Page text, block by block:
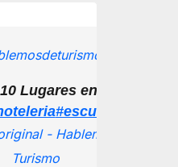
10 Lugares en los que
- Hablemos de
Turismo